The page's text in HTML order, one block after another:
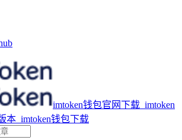
imtoken钱包官网下载_imtoken
本_imtoken钱包下载